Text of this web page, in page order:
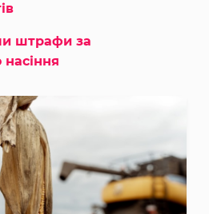
штрафи за